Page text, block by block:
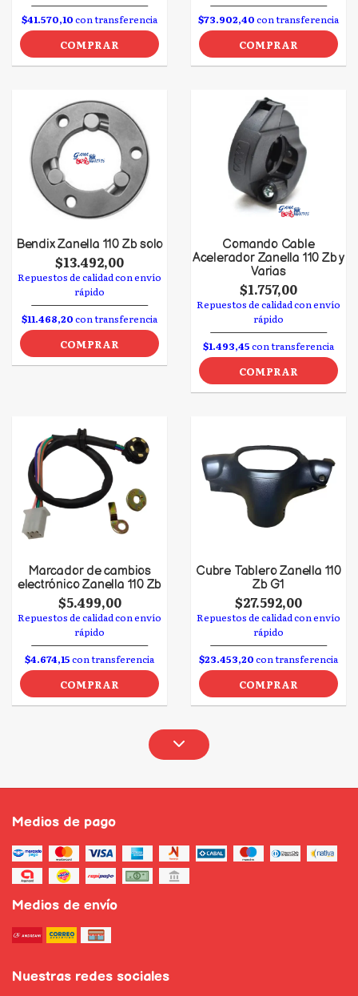
$41.570,10con transferencia
COMPRAR
$73.902,40con transferencia
COMPRAR
Bendix Zanella 110 Zb solo
$13.492,00
Repuestos de calidad con envío
rápido
$11.468,20con transferencia
COMPRAR
Comando Cable
Acelerador Zanella 110 Zb y
Varias
$1.757,00
Repuestos de calidad con envío
rápido
$1.493,45con transferencia
COMPRAR
Marcador de cambios
electrónico Zanella 110 Zb
$5.499,00
Repuestos de calidad con envío
rápido
$4.674,15con transferencia
COMPRAR
Cubre Tablero Zanella 110
Zb G1
$27.592,00
Repuestos de calidad con envío
rápido
$23.453,20con transferencia
COMPRAR
Medios de pago
Medios de envío
Nuestras redes sociales